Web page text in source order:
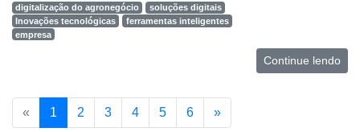
digitalização do agronegócio
soluções digitais
Inovações tecnológicas
ferramentas inteligentes
empresa
Continue lendo
« 1 2 3 4 5 6 »